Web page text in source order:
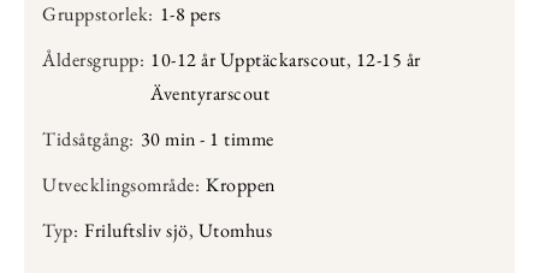
Gruppstorlek: 1-8 pers
Åldersgrupp: 10-12 år Upptäckarscout, 12-15 år
Äventyrarscout
Tidsåtgång: 30 min - 1 timme
Utvecklingsområde: Kroppen
Typ: Friluftsliv sjö, Utomhus